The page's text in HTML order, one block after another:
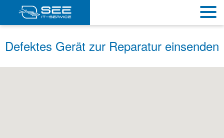
Defektes Gerät zur Reparatur einsenden